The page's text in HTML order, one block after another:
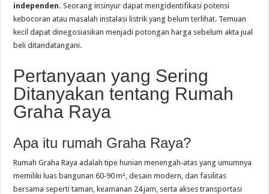
independen. Seorang insinyur dapat mengidentifikasi potensi
kebocoran atau masalah instalasi listrik yang belum terlihat. Temuan
kecil dapat dinegosiasikan menjadi potongan harga sebelum akta jual
beli ditandatangani.
Pertanyaan yang Sering
Ditanyakan tentang Rumah
Graha Raya
Apa itu rumah Graha Raya?
Rumah Graha Raya adalah tipe hunian menengah‑atas yang umumnya
memiliki luas bangunan 60‑90 m², desain modern, dan fasilitas
bersama seperti taman, keamanan 24 jam, serta akses transportasi